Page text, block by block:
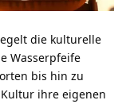
die kulturelle
Wasserpfeife
bis hin zu
ihre eigenen